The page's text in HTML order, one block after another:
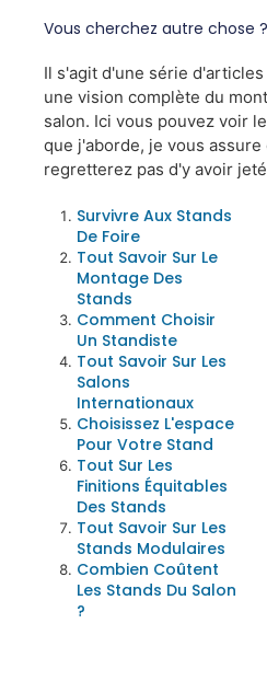
Vous cherchez autre chose ?
Il s'agit d'une série
une vision complète du
salon. Ici vous pouvez voir
que j'aborde, je vous assure
regretterez pas d'y avoir
Survivre Aux Stands
De Foire
Tout Savoir Sur Le
Montage Des
Stands
Comment Choisir
Un Standiste
Tout Savoir Sur Les
Salons
Internationaux
Choisissez L'espace
Pour Votre Stand
Tout Sur Les
Finitions Équitables
Des Stands
Tout Savoir Sur Les
Stands Modulaires
Combien Coûtent
Les Stands Du Salon
?